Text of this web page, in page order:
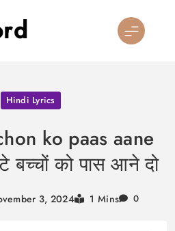
Hindi Lyrics
ko paas aane
बच्चों को पास आने दो
3, 2024 1 Mins 0